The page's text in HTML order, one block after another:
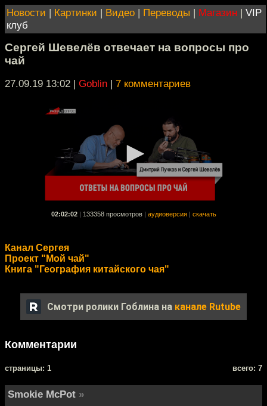
Новости | Картинки | Видео | Переводы | Магазин | VIP
клуб
Сергей Шевелёв отвечает на вопросы про
чай
27.09.19 13:02 | Goblin | 7 комментариев
02:02:02 133358 просмотров аудиоверсия скачать
Канал Сергея
Проект "Мой чай"
Книга "География китайского чая"
Смотри ролики Гоблина на канале Rutube
Комментарии
cтраницы: 1 всего: 7
Smokie McPot »